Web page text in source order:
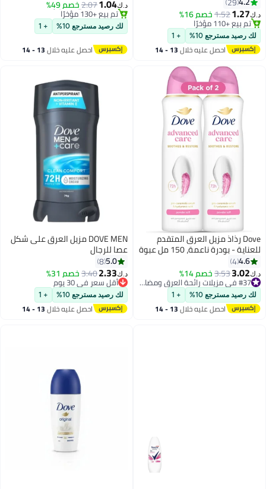
د.ك‏1.27
1.52خصم 16%
تم بيع +110 مؤخرًا
تم بيع +110 مؤخرًا
لك رصيد مسترجع 10% + 1
احصل عليه خلال 13 - 14
د.ك‏1.04
2.07خصم 49%
أقل سعر في 30 يوم
تم بيع +130 مؤخرًا
لك رصيد مسترجع 10% + 1
احصل عليه خلال 13 - 14
Dove رذاذ مزيل العرق المتقدم
للعناية - بودرة ناعمة، 150 مل عبوة
من 24.6
4
د.ك‏3.02
3.53خصم 14%
#37 في مزيلات رائحة العرق ومضادات التعرق
لك رصيد مسترجع 10% + 1
احصل عليه خلال 13 - 14
DOVE MEN مزيل العرق على شكل
عصا للرجال
5.0
8
د.ك‏2.33
3.40خصم 31%أقل سعر في 30 يوم
تم بيع +70 مؤخرًا
أقل سعر في 30 يوم
لك رصيد مسترجع 10% + 1
احصل عليه خلال 13 - 14